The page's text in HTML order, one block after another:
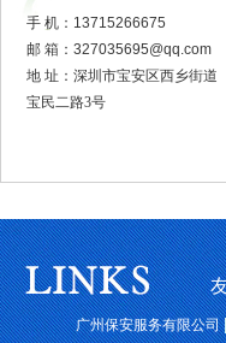
手 机： 13715266675
邮 箱： 327035695@qq.com
地 址：深圳市宝安区西乡街道
宝民二路3号
广州保安服务有限公司